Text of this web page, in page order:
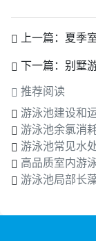
上一篇： 夏季
下一篇： 别墅
推荐阅读
游泳池建设和
游泳池余氯消
游泳池常见水
高品质室内游
游泳池局部长